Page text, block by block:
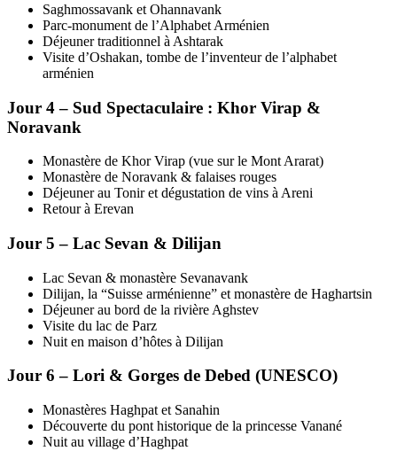
Saghmossavank et Ohannavank
Parc-monument de l’Alphabet Arménien
Déjeuner traditionnel à Ashtarak
Visite d’Oshakan, tombe de l’inventeur de l’alphabet
arménien
Jour 4 – Sud Spectaculaire : Khor Virap &
Noravank
Monastère de Khor Virap (vue sur le Mont Ararat)
Monastère de Noravank & falaises rouges
Déjeuner au Tonir et dégustation de vins à Areni
Retour à Erevan
Jour 5 – Lac Sevan & Dilijan
Lac Sevan & monastère Sevanavank
Dilijan, la “Suisse arménienne” et monastère de Haghartsin
Déjeuner au bord de la rivière Aghstev
Visite du lac de Parz
Nuit en maison d’hôtes à Dilijan
Jour 6 – Lori & Gorges de Debed (UNESCO)
Monastères Haghpat et Sanahin
Découverte du pont historique de la princesse Vanané
Nuit au village d’Haghpat